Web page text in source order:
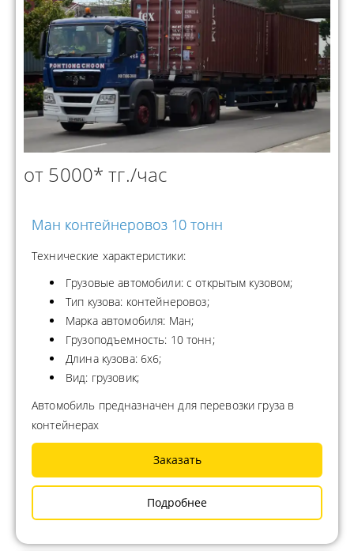
от 5000* тг./час
Ман контейнеровоз 10 тонн
Технические характеристики:
Грузовые автомобили: с открытым кузовом;
Тип кузова: контейнеровоз;
Марка автомобиля: Ман;
Грузоподъемность: 10 тонн;
Длина кузова: 6х6;
Вид: грузовик;
Автомобиль предназначен для перевозки груза в
контейнерах
Заказать
Подробнее